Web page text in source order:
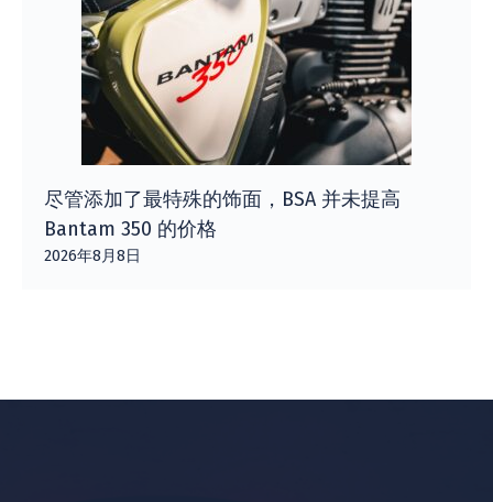
尽管添加了最特殊的饰面，BSA 并未提高
Bantam 350 的价格
2026年8月8日